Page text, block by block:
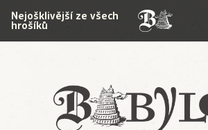
Babylon
Nejošklivější ze všech
hrošíků